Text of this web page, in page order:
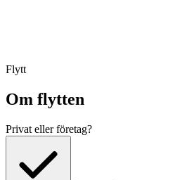
Flytt
Om flytten
Privat eller företag?